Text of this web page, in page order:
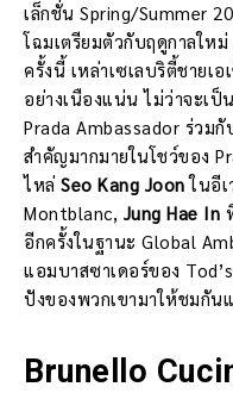
เล็กชั่น Spring/Summer
โฉมเตรียมตัวกับฤดูกาลให
ครั้งนี้ เหล่าเซเลบริตี้ชายเ
อย่างเนืองแน่น ไม่ว่าจะเ
Prada Ambassador ร่วมกั
สำคัญมากมายในโชว์ของ
ไหล่ Seo Kang Joonในอี
Montblanc, Jung Hae In
อีกครั้งในฐานะ Global
แอมบาสซาเดอร์ของ
ปังของพวกเขามาให้ชมกัน
Brunello